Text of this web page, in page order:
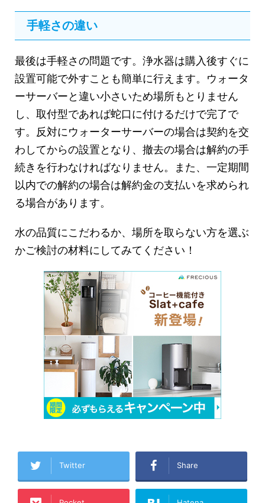
手軽さの違い
最後は手軽さの問題です。浄水器は購入後すぐに
設置可能で外すことも簡単に行えます。ウォータ
ーサーバーと違い小さいため場所もとりません
し、取付型であれば蛇口に付けるだけで完了で
す。反対にウォーターサーバーの場合は契約を交
わしてからの設置となり、撤去の場合は解約の手
続きを行わなければなりません。また、一定期間
以内での解約の場合は解約金の支払いを求められ
る場合があります。
水の品質にこだわるか、場所を取らない方を選ぶ
かご検討の材料にしてみてください！
Twitter Share